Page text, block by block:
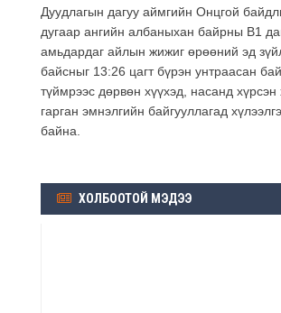
Дуудлагын дагуу аймгийн Онцгой
дугаар ангийн албаныхан байрны В1
амьдардаг айлын жижиг өрөөний эд
байсныг 13:26 цагт бүрэн унтраасан
түймрээс дөрвөн хүүхэд, насанд хүрсэн
гарган эмнэлгийн байгууллагад
байна.
ХОЛБООТОЙ МЭДЭЭ